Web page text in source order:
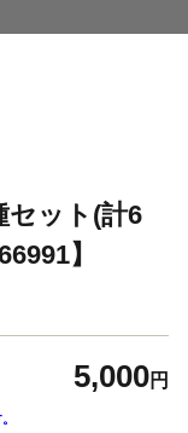
セット(計6
】
5,000円